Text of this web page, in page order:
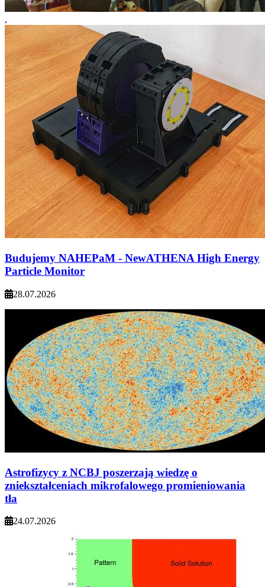
,
Budujemy NAHEPaM - NewATHENA High Energy
Particle Monitor
28.07.2026
Astrofizycy z NCBJ poszerzają wiedzę o
zniekształceniach mikrofalowego promieniowania
tła
24.07.2026